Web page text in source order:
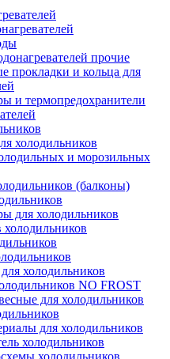
прочие
прокладки и кольца для
и термопредохранители
холодильников
и морозильных
(балконы)
для холодильников
холодильников
NO FROST
для холодильников
для холодильников
холодильников